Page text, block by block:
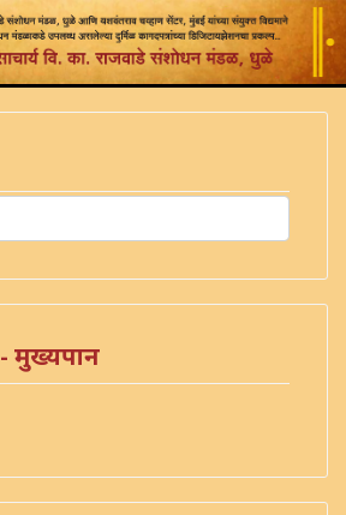
मुख्यपान